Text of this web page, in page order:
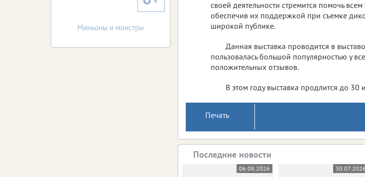
своей деятельности стремится помочь
обеспечив их поддержкой при съемке
широкой публике.
Данная выставка проводится в
пользовалась большой популярностью у
положительных отзывов.
В этом году выставка продлится до 30
Печать
Последние новости
06.08.2026 30.07.2026
Миньоны и монстры